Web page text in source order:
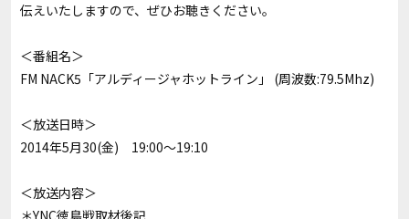
伝えいたしますので、ぜひお聴きください。
＜番組名＞
FM NACK5「アルディージャホットライン」 (周波数:79.5Mhz)
＜放送日時＞
2014年5月30(金) 19:00～19:10
＜放送内容＞
＊YNC徳島戦取材後記